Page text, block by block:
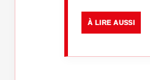
À LIRE AUSSI